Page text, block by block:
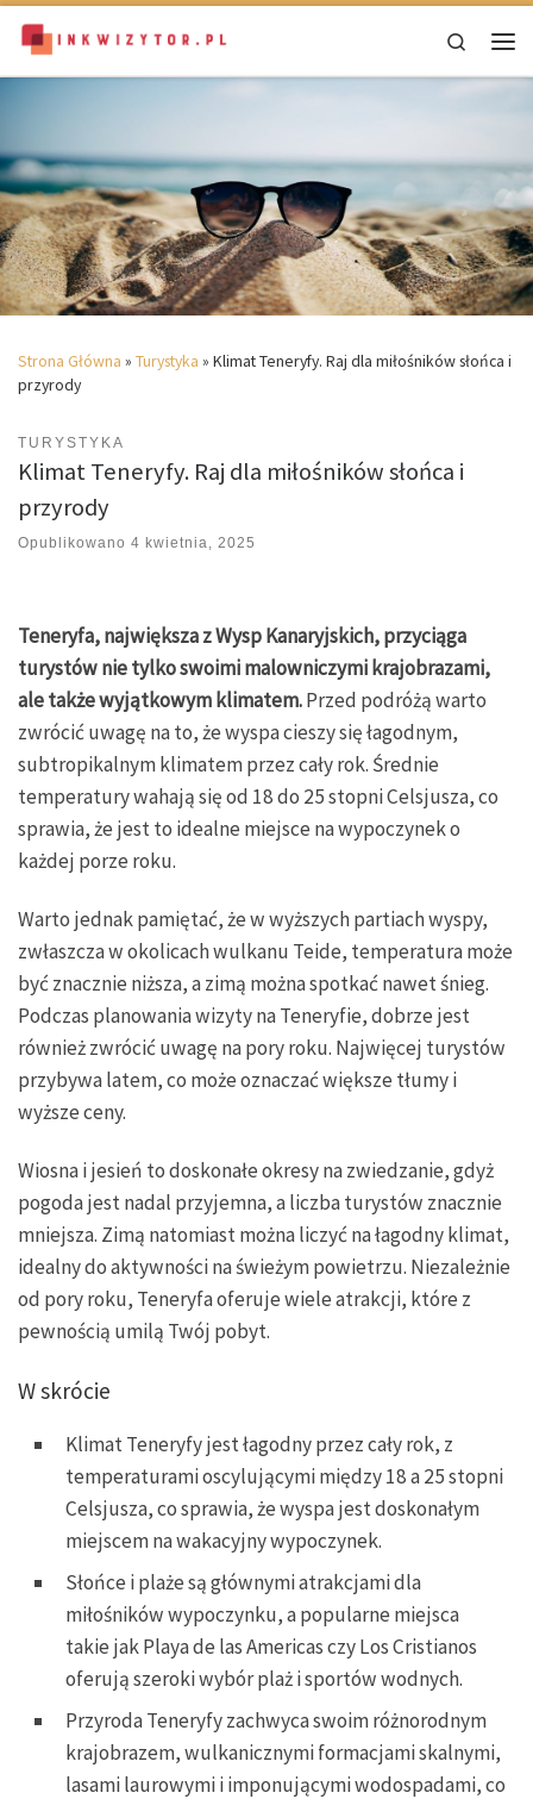
Skip to content
Search
Strona Główna » Turystyka » Klimat Teneryfy. Raj dla miłośników słońca i
przyrody
TURYSTYKA
Klimat Teneryfy. Raj dla miłośników słońca i
przyrody
Opublikowano 4 kwietnia, 2025
Teneryfa, największa z Wysp Kanaryjskich, przyciąga
turystów nie tylko swoimi malowniczymi krajobrazami,
ale także wyjątkowym klimatem.Przed podróżą warto
zwrócić uwagę na to, że wyspa cieszy się łagodnym,
subtropikalnym klimatem przez cały rok. Średnie
temperatury wahają się od 18 do 25 stopni Celsjusza, co
sprawia, że jest to idealne miejsce na wypoczynek o
każdej porze roku.
Warto jednak pamiętać, że w wyższych partiach wyspy,
zwłaszcza w okolicach wulkanu Teide, temperatura może
być znacznie niższa, a zimą można spotkać nawet śnieg.
Podczas planowania wizyty na Teneryfie, dobrze jest
również zwrócić uwagę na pory roku. Najwięcej turystów
przybywa latem, co może oznaczać większe tłumy i
wyższe ceny.
Wiosna i jesień to doskonałe okresy na zwiedzanie, gdyż
pogoda jest nadal przyjemna, a liczba turystów znacznie
mniejsza. Zimą natomiast można liczyć na łagodny klimat,
idealny do aktywności na świeżym powietrzu. Niezależnie
od pory roku, Teneryfa oferuje wiele atrakcji, które z
pewnością umilą Twój pobyt.
W skrócie
Klimat Teneryfy jest łagodny przez cały rok, z
temperaturami oscylującymi między 18 a 25 stopni
Celsjusza, co sprawia, że wyspa jest doskonałym
miejscem na wakacyjny wypoczynek.
Słońce i plaże są głównymi atrakcjami dla
miłośników wypoczynku, a popularne miejsca
takie jak Playa de las Americas czy Los Cristianos
oferują szeroki wybór plaż i sportów wodnych.
Przyroda Teneryfy zachwyca swoim różnorodnym
krajobrazem, wulkanicznymi formacjami skalnymi,
lasami laurowymi i imponującymi wodospadami, co